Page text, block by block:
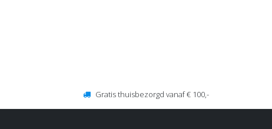
Gratis thuisbezorgd vanaf € 100,-